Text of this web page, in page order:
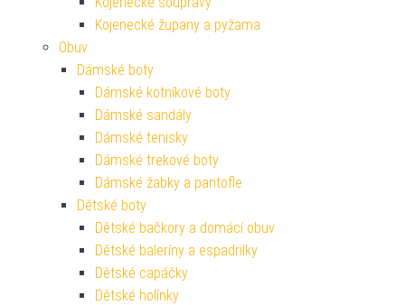
Kojenecké župany a pyžama
Obuv
Dámské boty
Dámské kotníkové boty
Dámské sandály
Dámské tenisky
Dámské trekové boty
Dámské žabky a pantofle
Dětské boty
Dětské bačkory a domácí obuv
Dětské baleríny a espadrilky
Dětské capáčky
Dětské holínky